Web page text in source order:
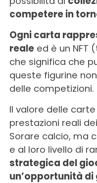
competere in
Ogni carta
realeed è un NFT
che significa che
queste figurine
delle competizioni.
Il valore delle
prestazioni reali
Sorare calcio, ma
e al loro livello di
strategica del
un’opportunità